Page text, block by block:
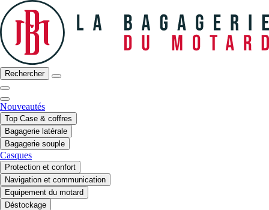
Rechercher
Nouveautés
Top Case & coffres
Bagagerie latérale
Bagagerie souple
Casques
Protection et confort
Navigation et communication
Equipement du motard
Déstockage